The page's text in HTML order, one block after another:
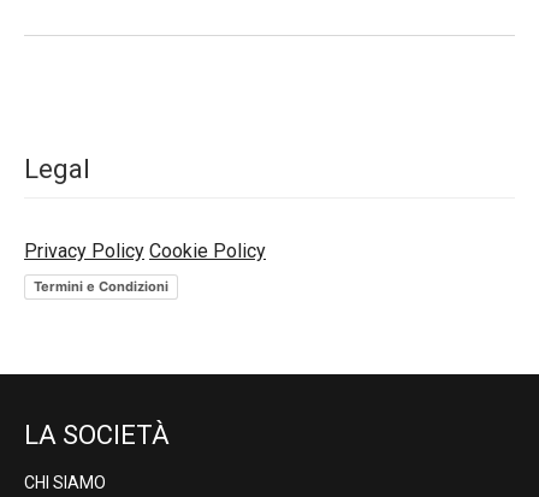
Legal
Privacy Policy Cookie Policy
Termini e Condizioni
LA SOCIETÀ
CHI SIAMO